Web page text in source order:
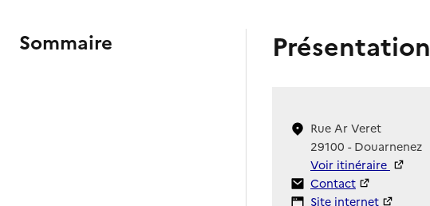
Sommaire Présentation
Rue Ar Veret
29100 - Douarnenez
Voir itinéraire
Contact
Contact
Site Internet
Site internet